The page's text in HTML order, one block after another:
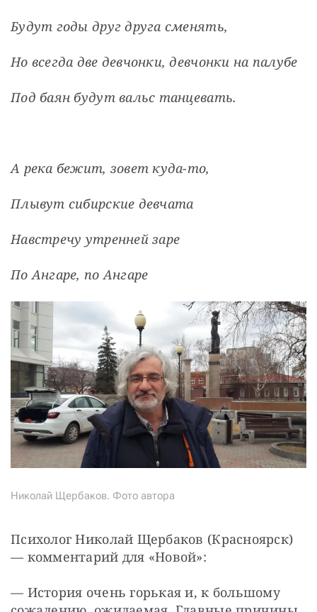
Будут годы друг друга сменять,
Но всегда две девчонки, девчонки на палубе
Под баян будут вальс танцевать.
А река бежит, зовет куда-то,
Плывут сибирские девчата
Навстречу утренней заре
По Ангаре, по Ангаре
Николай Щербаков. Фото автора
Психолог Николай Щербаков (Красноярск)
— комментарий для «Новой»:
— История очень горькая и, к большому